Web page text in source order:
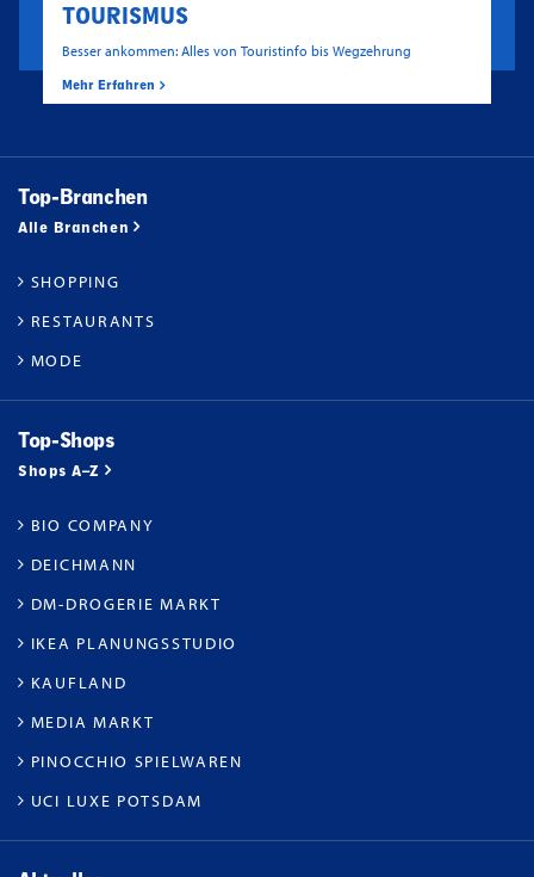
TOURISMUS
Besser ankommen: Alles von Touristinfo bis Wegzehrung
Mehr Erfahren
Top-Branchen
Alle Branchen
SHOPPING
RESTAURANTS
MODE
Top-Shops
Shops A–Z
BIO COMPANY
DEICHMANN
DM-DROGERIE MARKT
IKEA PLANUNGSSTUDIO
KAUFLAND
MEDIA MARKT
PINOCCHIO SPIELWAREN
UCI LUXE POTSDAM